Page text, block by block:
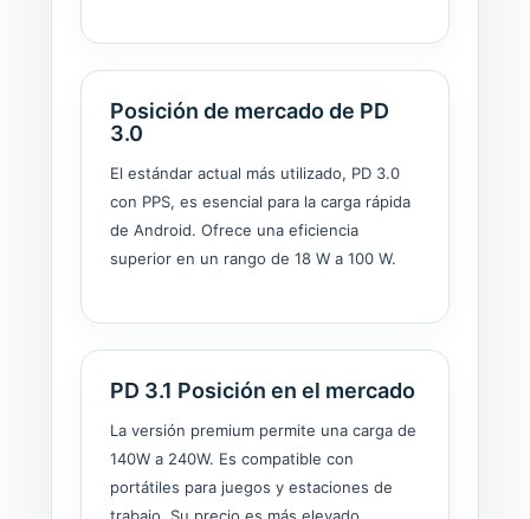
Posición de mercado de PD
3.0
El estándar actual más utilizado, PD 3.0
con PPS, es esencial para la carga rápida
de Android. Ofrece una eficiencia
superior en un rango de 18 W a 100 W.
PD 3.1 Posición en el mercado
La versión premium permite una carga de
140W a 240W. Es compatible con
portátiles para juegos y estaciones de